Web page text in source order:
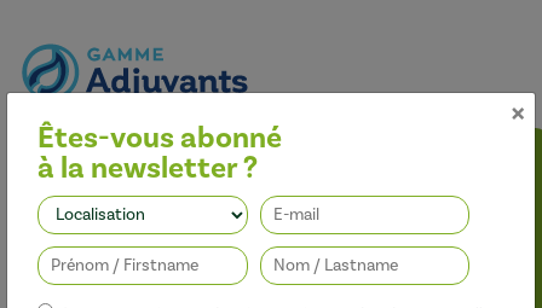
Optimiser l’efficacité des traitements
Nos adjuvants permettent d’améliorer l’efficacité des
herbicides, des fongicides, des insecticides et des régulateurs de
croissance, tout en limitant leur impact sur l’environnement.
×
Êtes-vous abonné
à la newsletter ?